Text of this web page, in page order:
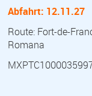
Abfahrt: 12.11.27
Route: Fort-de-
Romana